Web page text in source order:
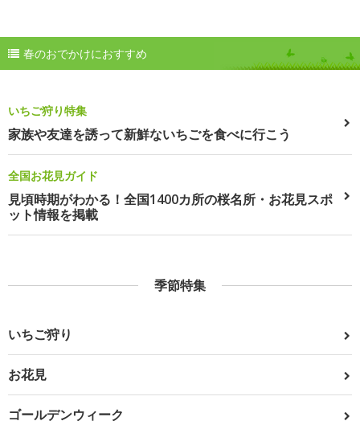
春のおでかけにおすすめ
いちご狩り特集
家族や友達を誘って新鮮ないちごを食べに行こう
全国お花見ガイド
見頃時期がわかる！全国1400カ所の桜名所・お花見スポ
ット情報を掲載
季節特集
いちご狩り
お花見
ゴールデンウィーク